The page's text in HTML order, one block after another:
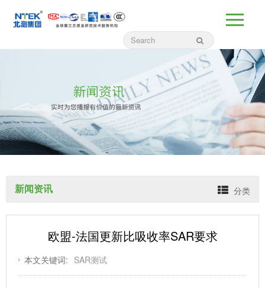
新闻资讯 分类
欧盟-法国更新比吸收率SAR要求
本文关键词: SAR测试